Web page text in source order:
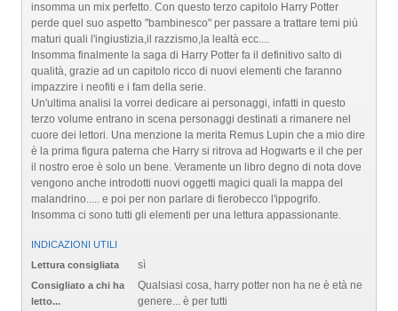
insomma un mix perfetto. Con questo terzo capitolo Harry Potter
perde quel suo aspetto "bambinesco" per passare a trattare temi più
maturi quali l'ingiustizia,il razzismo,la lealtà ecc....
Insomma finalmente la saga di Harry Potter fa il definitivo salto di
qualità, grazie ad un capitolo ricco di nuovi elementi che faranno
impazzire i neofiti e i fam della serie.
Un'ultima analisi la vorrei dedicare ai personaggi, infatti in questo
terzo volume entrano in scena personaggi destinati a rimanere nel
cuore dei lettori. Una menzione la merita Remus Lupin che a mio dire
è la prima figura paterna che Harry si ritrova ad Hogwarts e il che per
il nostro eroe è solo un bene. Veramente un libro degno di nota dove
vengono anche introdotti nuovi oggetti magici quali la mappa del
malandrino..... e poi per non parlare di fierobecco l'ippogrifo.
Insomma ci sono tutti gli elementi per una lettura appassionante.
INDICAZIONI UTILI
Lettura consigliata
sì
Consigliato a chi ha
letto...
Qualsiasi cosa, harry potter non ha ne è età ne
genere... è per tutti